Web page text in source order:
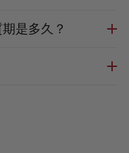
是多久？